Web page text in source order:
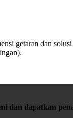
getaran dan
dan dapatkan